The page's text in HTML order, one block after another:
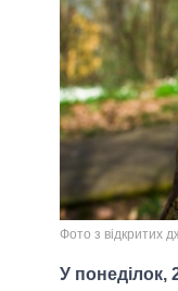
Фото з відкритих
У понеділок,